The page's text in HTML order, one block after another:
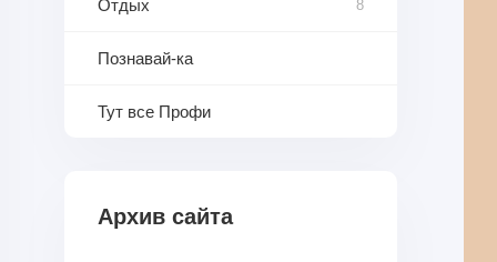
Отдых 8
Познавай-ка
Тут все Профи
Архив сайта